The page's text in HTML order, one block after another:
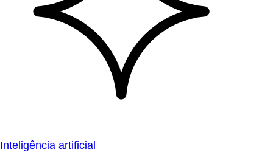
Inteligência artificial